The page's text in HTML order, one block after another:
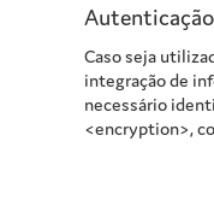
Autenticação
Caso seja
integração de
necessário
<encryption>,